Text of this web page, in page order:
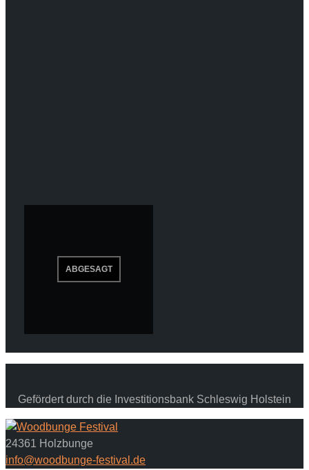
Gefördert durch die Investitionsbank Schleswig Holstein
24361 Holzbunge
info@woodbunge-festival.de